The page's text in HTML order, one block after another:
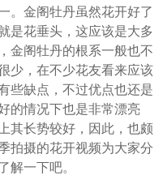
。金阁牡丹虽然花开好了
是花垂头，这应该是大多
金阁牡丹的根系一般也不
少，在不少花友看来应该
些缺点，不过优点也还是
的情况下也是非常漂亮
其长势较好，因此，也颇
拍摄的花开视频为大家分
解一下吧。